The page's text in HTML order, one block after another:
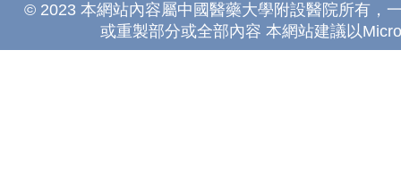
© 2023 本網站內容屬中國醫藥大學附設醫院所有，
或重製部分或全部內容 本網站建議以